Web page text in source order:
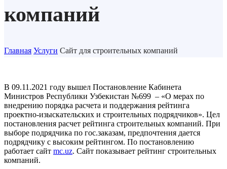
компаний
Главная Услуги Сайт для строительных компаний
В 09.11.2021 году вышел Постановление Кабинета
Министров Республики Узбекистан №699 – «О мерах по
внедрению порядка расчета и поддержания рейтинга
проектно-изыскательских и строительных подрядчиков». Цел
постановления расчет рейтинга строительных компаний. При
выборе подрядчика по гос.заказам, предпочтения дается
подрядчику с высоким рейтингом. По постановлению
работает сайт mc.uz. Сайт показывает рейтинг строительных
компаний.